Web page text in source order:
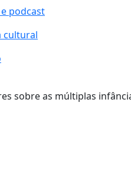
podcast
cultural
sobre as múltiplas